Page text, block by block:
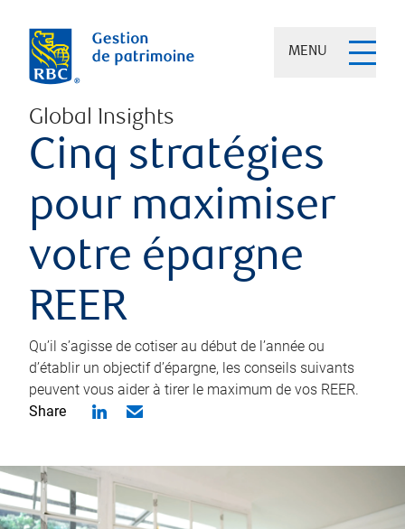
MENU
Global Insights
Cinq stratégies
pour maximiser
votre épargne
REER
Qu’il s’agisse de cotiser au début de l’année ou
d’établir un objectif d’épargne, les conseils suivants
peuvent vous aider à tirer le maximum de vos REER.
Share